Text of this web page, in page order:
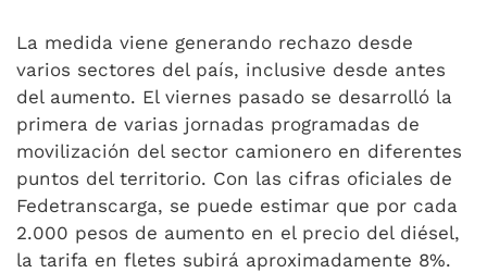
La medida viene generando rechazo desde
varios sectores del país, inclusive desde antes
del aumento. El viernes pasado se desarrolló la
primera de varias jornadas programadas de
movilización del sector camionero en diferentes
puntos del territorio. Con las cifras oficiales de
Fedetranscarga, se puede estimar que por cada
2.000 pesos de aumento en el precio del diésel,
la tarifa en fletes subirá aproximadamente 8%.